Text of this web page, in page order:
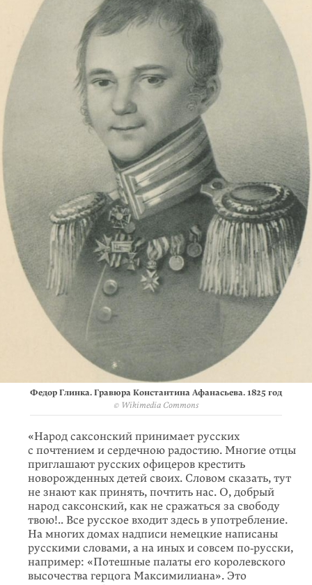
Федор Глинка. Гравюра Константина Афанасьева. 1825 год
© Wikimedia Commons
«Народ саксонский принимает русских
с почтением и сердечною радостию. Многие отцы
приглашают русских офицеров крестить
новорожденных детей своих. Словом сказать, тут
не знают как принять, почтить нас. О, добрый
народ саксонский, как не сражаться за свободу
твою!.. Все русское входит здесь в употребление.
На многих домах надписи немецкие написаны
русскими словами, а на иных и совсем по‑русски,
например: «Потешные палаты его королевского
высочества герцога Максимилиана». Это